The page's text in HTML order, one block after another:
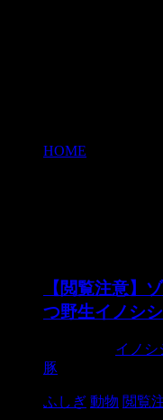
HOME
【閲覧注意】
つ野生イノシ
イノシ
豚
ふしぎ 動物 閲覧